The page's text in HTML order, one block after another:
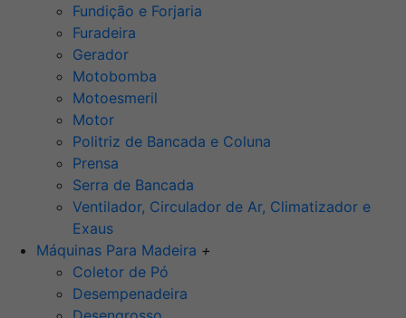
Fundição e Forjaria
Furadeira
Gerador
Motobomba
Motoesmeril
Motor
Politriz de Bancada e Coluna
Prensa
Serra de Bancada
Ventilador, Circulador de Ar, Climatizador e
Exaus
Máquinas Para Madeira +
Coletor de Pó
Desempenadeira